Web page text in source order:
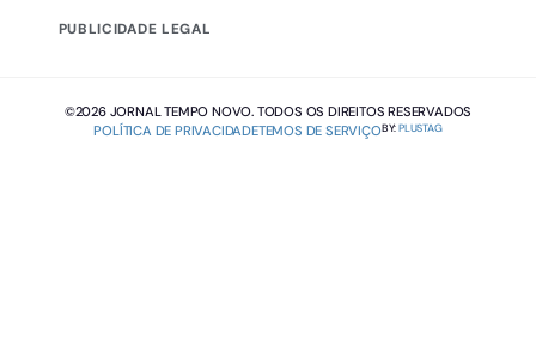
PUBLICIDADE LEGAL
©2026 JORNAL TEMPO NOVO. TODOS OS DIREITOS RESERVADOS
POLÍTICA DE PRIVACIDADETEMOS DE SERVIÇOBY:PLUSTAG